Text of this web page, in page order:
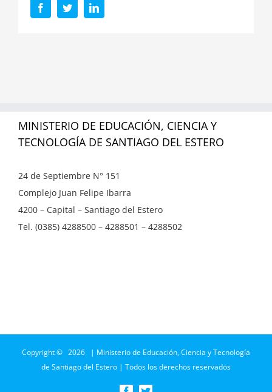
FacebookTwitterLinkedIn
MINISTERIO DE EDUCACIÓN, CIENCIA Y
TECNOLOGÍA DE SANTIAGO DEL ESTERO
24 de Septiembre N° 151
Complejo Juan Felipe Ibarra
4200 – Capital – Santiago del Estero
Tel. (0385) 4288500 – 4288501 – 4288502
Copyright © 2026 | Ministerio de Educación, Ciencia y Tecnología
de Santiago del Estero | Todos los derechos reservados